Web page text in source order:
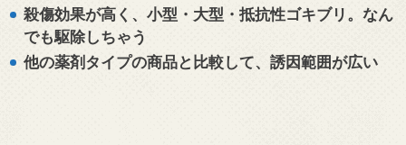
殺傷効果が高く、小型・大型・抵抗性ゴキブリ。なん
でも駆除しちゃう
他の薬剤タイプの商品と比較して、誘因範囲が広い